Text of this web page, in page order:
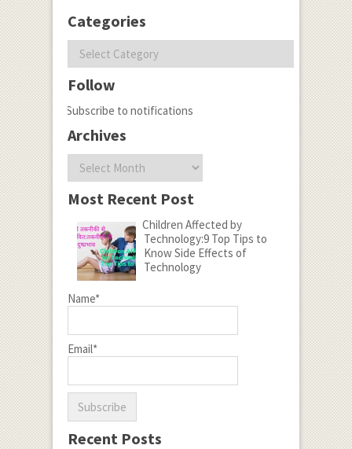
Categories
Categories
Follow
Subscribe to notifications
Archives
Archives
Most Recent Post
Children Affected by
Technology:9 Top Tips to
Know Side Effects of
Technology
Name*
Email*
Recent Posts